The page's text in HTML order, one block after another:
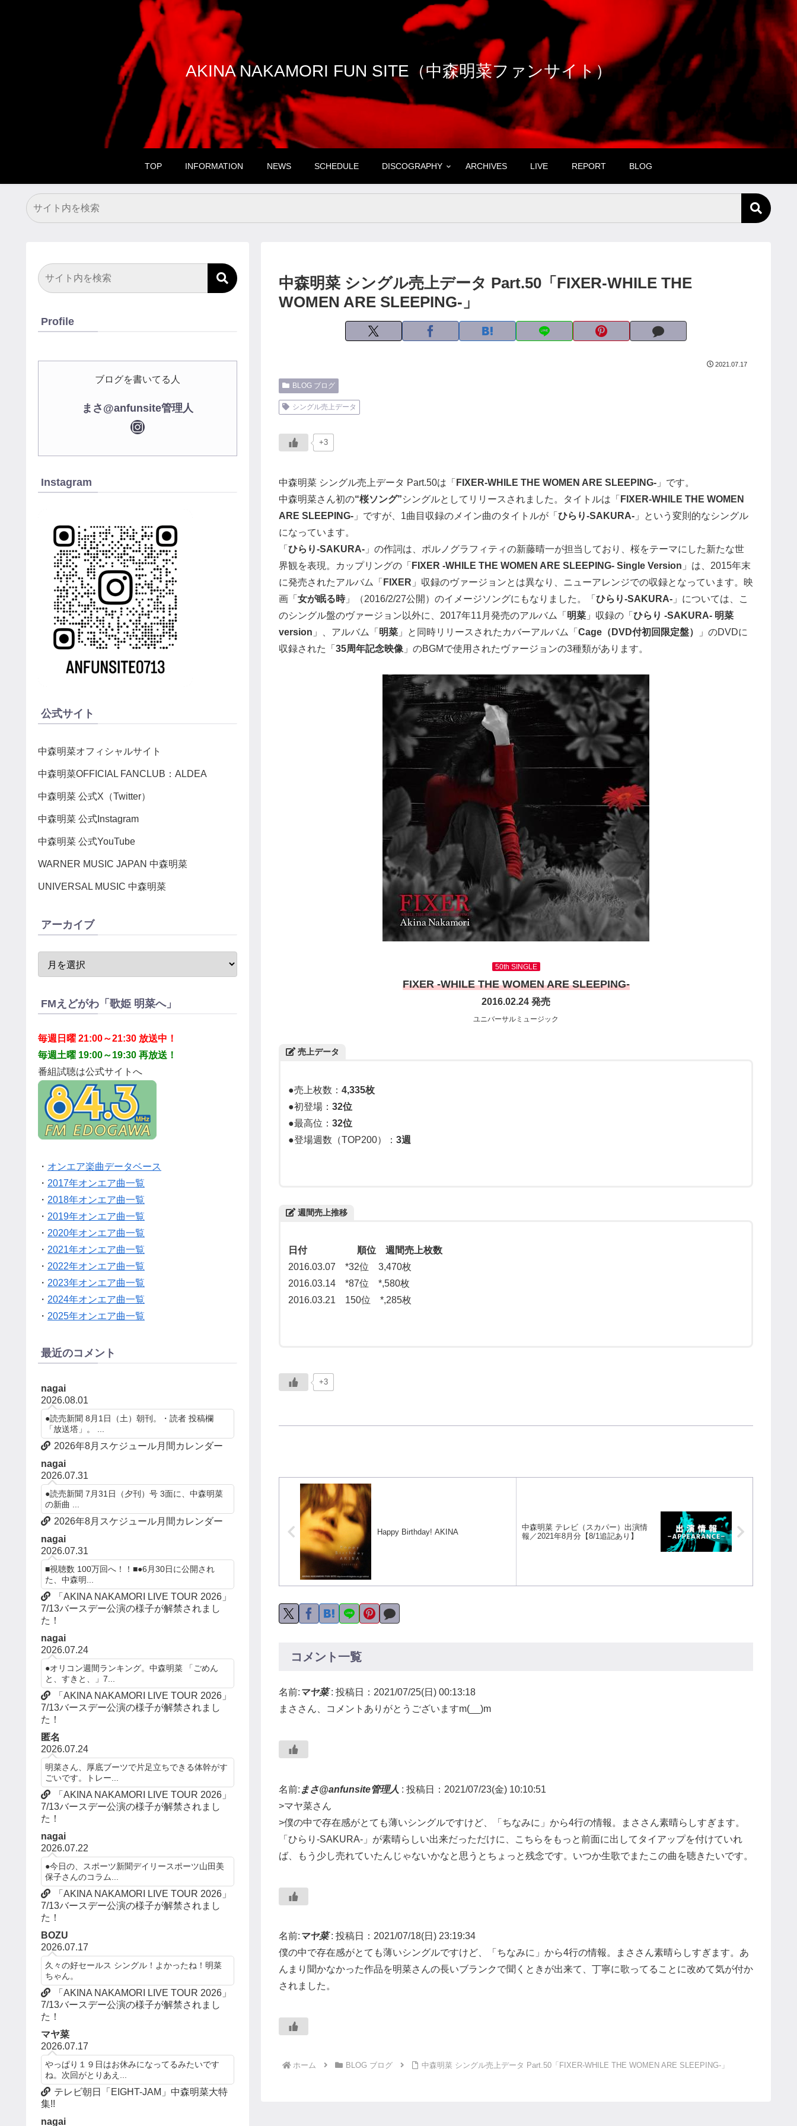
AKINA NAKAMORI FUN SITE（中森明菜ファンサイト）
TOP INFORMATION NEWS SCHEDULE DISCOGRAPHY ARCHIVES LIVE REPORT BLOG
中森明菜 シングル売上データ Part.50「FIXER-WHILE THE
WOMEN ARE SLEEPING-」
2021.07.17
BLOG ブログ
シングル売上データ
+3
中森明菜 シングル売上データ Part.50は「 FIXER-WHILE THE WOMEN ARE SLEEPING- 」です。
中森明菜さん初の“桜ソング”シングルとしてリリースされました。タイトルは「 FIXER-WHILE THE WOMEN
ARE SLEEPING- 」ですが、1曲目収録のメイン曲のタイトルが「 ひらり-SAKURA- 」という変則的なシングル
になっています。
「 ひらり-SAKURA- 」の作詞は、ポルノグラフィティの新藤晴一が担当しており、桜をテーマにした新たな世
界観を表現。カップリングの「 FIXER -WHILE THE WOMEN ARE SLEEPING- Single Version 」は、2015年末
に発売されたアルバム「 FIXER 」収録のヴァージョンとは異なり、ニューアレンジでの収録となっています。映
画「 女が眠る時」（2016/2/27公開）のイメージソングにもなりました。「 ひらり-SAKURA- 」については、こ
のシングル盤のヴァージョン以外に、2017年11月発売のアルバム「 明菜 」収録の「 ひらり -SAKURA- 明菜
version 」、アルバム「 明菜 」と同時リリースされたカバーアルバム「 Cage（DVD付初回限定盤）
」のDVDに
収録された「 35周年記念映像 」のBGMで使用されたヴァージョンの3種類があります。
50th SINGLE
FIXER -WHILE THE WOMEN ARE SLEEPING-
2016.02.24 発売
ユニバーサルミュージック
売上データ
●売上枚数： 4,335枚
●初登場： 32位
●最高位： 32位
●登場週数（TOP200）： 3週
週間売上推移
日付 順位 週間売上枚数
2016.03.07 *32位 3,470枚
2016.03.14 *87位 *,580枚
2016.03.21 150位 *,285枚
+3
Happy Birthday! AKINA
中森明菜 テレビ（スカパー）出演情
報／2021年8月分【8/1追記あり】
コメント一覧
名前: マヤ菜: 投稿日：2021/07/25(日) 00:13:18
まささん、コメントありがとうございますm(__)m
名前: まさ@anfunsite管理人 : 投稿日：2021/07/23(金) 10:10:51
>マヤ菜さん
>僕の中で存在感がとても薄いシングルですけど、「ちなみに」から4行の情報。まささん素晴らしすぎます。
「ひらり-SAKURA-」が素晴らしい出来だっただけに、こちらをもっと前面に出してタイアップを付けていれ
ば、もう少し売れていたんじゃないかなと思うとちょっと残念です。いつか生歌でまたこの曲を聴きたいです。
名前: マヤ菜: 投稿日：2021/07/18(日) 23:19:34
僕の中で存在感がとても薄いシングルですけど、「ちなみに」から4行の情報。まささん素晴らしすぎます。あ
んまり聞かなかった作品を明菜さんの長いブランクで聞くときが出来て、丁寧に歌ってることに改めて気が付か
されました。
ホーム BLOG ブログ 中森明菜 シングル売上データ Part.50「FIXER-WHILE THE WOMEN ARE SLEEPING-」
Profile
ブログを書いてる人
まさ@anfunsite管理人
Instagram
公式サイト
中森明菜オフィシャルサイト
中森明菜OFFICIAL FANCLUB：ALDEA
中森明菜 公式X（Twitter）
中森明菜 公式Instagram
中森明菜 公式YouTube
WARNER MUSIC JAPAN 中森明菜
UNIVERSAL MUSIC 中森明菜
アーカイブ
FMえどがわ「歌姫 明菜へ」
毎週日曜 21:00～21:30 放送中！
毎週土曜 19:00～19:30 再放送！
番組試聴は公式サイトへ
・ オンエア楽曲データベース
・ 2017年オンエア曲一覧
・ 2018年オンエア曲一覧
・ 2019年オンエア曲一覧
・ 2020年オンエア曲一覧
・ 2021年オンエア曲一覧
・ 2022年オンエア曲一覧
・ 2023年オンエア曲一覧
・ 2024年オンエア曲一覧
・ 2025年オンエア曲一覧
最近のコメント
nagai
2026.08.01
●読売新聞 8月1日（土）朝刊。・読者 投稿欄
「放送塔」。 ...
2026年8月スケジュール月間カレンダー
nagai
2026.07.31
●読売新聞 7月31日（夕刊）号 3面に、中森明菜
の新曲 ...
2026年8月スケジュール月間カレンダー
nagai
2026.07.31
■視聴数 100万回へ！！■●6月30日に公開され
た、中森明...
「AKINA NAKAMORI LIVE TOUR 2026」
7/13バースデー公演の様子が解禁されまし
た！
nagai
2026.07.24
●オリコン週間ランキング。中森明菜 「ごめん
と、すきと、」7...
「AKINA NAKAMORI LIVE TOUR 2026」
7/13バースデー公演の様子が解禁されまし
た！
匿名
2026.07.24
明菜さん、厚底ブーツで片足立ちできる体幹がす
ごいです。トレー...
「AKINA NAKAMORI LIVE TOUR 2026」
7/13バースデー公演の様子が解禁されまし
た！
nagai
2026.07.22
●今日の、スポーツ新聞デイリースポーツ山田美
保子さんのコラム...
「AKINA NAKAMORI LIVE TOUR 2026」
7/13バースデー公演の様子が解禁されまし
た！
BOZU
2026.07.17
久々の好セールス シングル！よかったね！明菜
ちゃん。
「AKINA NAKAMORI LIVE TOUR 2026」
7/13バースデー公演の様子が解禁されまし
た！
マヤ菜
2026.07.17
やっぱり１９日はお休みになってるみたいです
ね。次回がとりあえ...
テレビ朝日「EIGHT-JAM」中森明菜大特
集!!
nagai